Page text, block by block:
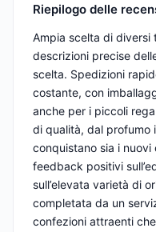
Riepilogo delle
Ampia scelta di diversi
descrizioni precise
scelta. Spedizioni
costante, con
anche per i piccoli
di qualità, dal profumo
conquistano sia i nuovi
feedback positivi
sull’elevata varietà di
completata da un
confezioni attraenti